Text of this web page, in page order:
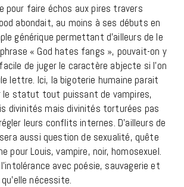
pour faire échos aux pires travers
abondait, au moins à ses débuts en
générique permettant d’ailleurs de le
« God hates fangs », pouvait-on y
de juger le caractère abjecte si l’on
lettre. Ici, la bigoterie humaine parait
le statut tout puissant de vampires,
divinités mais divinités torturées pas
leurs conflits internes. D’ailleurs de
aussi question de sexualité, quête
pour Louis, vampire, noir, homosexuel.
avec poésie, sauvagerie et
nécessite.